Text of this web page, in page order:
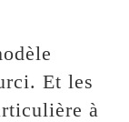
Et les
à